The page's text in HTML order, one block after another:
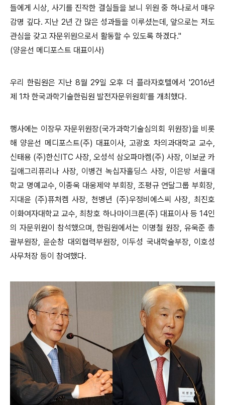
들에게 시상, 사기를 진작한 결실들을 보니 위원 중 하나로서 매우
감명 깊다. 지난 2년 간 많은 성과들을 이루셨는데, 앞으로는 저도
관심을 갖고 자문위원으로서 활동할 수 있도록 하겠다."
(양윤선 메디포스트 대표이사)
우리 한림원은 지난 8월 29일 오후 더 플라자호텔에서 '2016년
제 1차 한국과학기술한림원 발전자문위원회'를 개최했다.
행사에는 이장무 자문위원장(국가과학기술심의회 위원장)을 비롯
해 양윤선 메디포스트(주) 대표이사, 고광호 차의과대학교 교수,
신태용 (주)한신ITC 사장, 오성석 삼오파마켐(주) 사장, 이보균 카
길애그리퓨리나 사장, 이병건 녹십자홀딩스 사장, 이은방 서울대
학교 명예교수, 이종욱 대웅제약 부회장, 조평규 연달그룹 부회장,
지대윤 (주)퓨처켐 사장, 천병년 (주)우정비에스씨 사장, 최진호
이화여자대학교 교수, 최창호 하나마이크론(주) 대표이사 등 14인
의 자문위원이 참석했으며, 한림원에서는 이명철 원장, 유욱준 총
괄부원장, 윤순창 대외협력부원장, 이두성 국내학술부장, 이호성
사무처장 등이 참여했다.